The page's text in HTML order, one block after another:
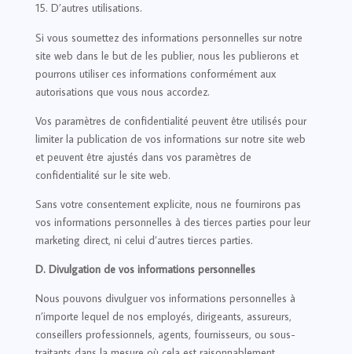
D’autres utilisations.
Si vous soumettez des informations personnelles sur notre
site web dans le but de les publier, nous les publierons et
pourrons utiliser ces informations conformément aux
autorisations que vous nous accordez.
Vos paramètres de confidentialité peuvent être utilisés pour
limiter la publication de vos informations sur notre site web
et peuvent être ajustés dans vos paramètres de
confidentialité sur le site web.
Sans votre consentement explicite, nous ne fournirons pas
vos informations personnelles à des tierces parties pour leur
marketing direct, ni celui d’autres tierces parties.
D. Divulgation de vos informations personnelles
Nous pouvons divulguer vos informations personnelles à
n’importe lequel de nos employés, dirigeants, assureurs,
conseillers professionnels, agents, fournisseurs, ou sous-